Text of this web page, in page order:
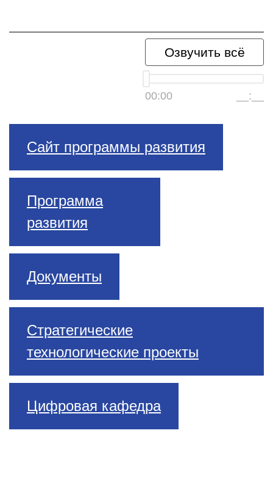
Озвучить всё
00:00 __:__
Сайт программы развития
Программа
развития
Документы
Стратегические
технологические проекты
Цифровая кафедра